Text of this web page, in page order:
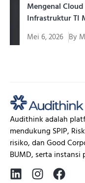
Mengenal
Infrastruktur TI
Mei 6, 2026 By
Audithink adalah
mendukung SPIP,
risiko, dan Good
BUMD, serta instansi